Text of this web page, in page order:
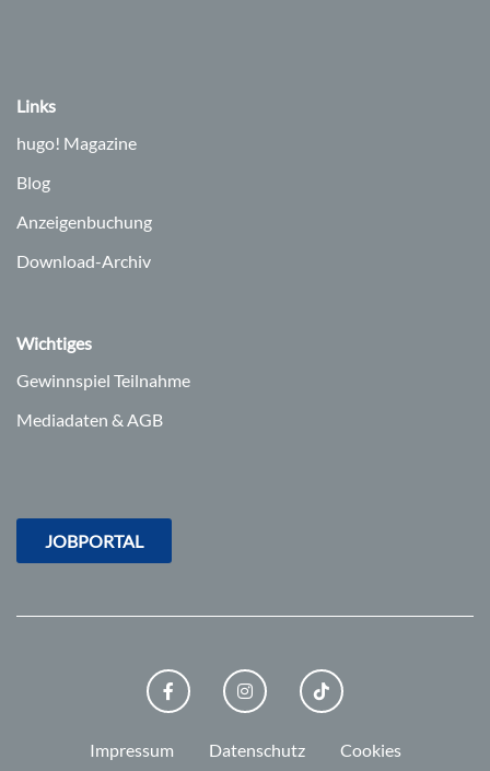
Links
hugo! Magazine
Blog
Anzeigenbuchung
Download-Archiv
Wichtiges
Gewinnspiel Teilnahme
Mediadaten & AGB
JOBPORTAL
FACEBOOKINSTAGRAMTIKTOK
Impressum Datenschutz Cookies